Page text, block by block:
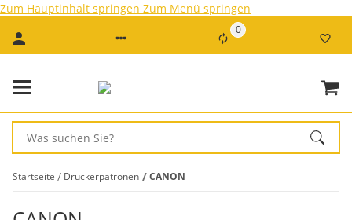
Zum Hauptinhalt springen Zum Menü springen
0
Startseite Druckerpatronen CANON